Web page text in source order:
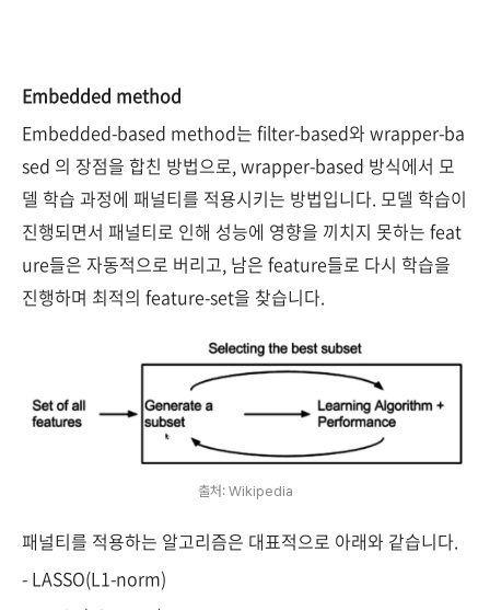
Embedded method
Embedded-based method는 filter-based와 wrapper-ba
sed 의 장점을 합친 방법으로, wrapper-based 방식에서 모
델 학습 과정에 패널티를 적용시키는 방법입니다. 모델 학습이
진행되면서 패널티로 인해 성능에 영향을 끼치지 못하는 feat
ure들은 자동적으로 버리고, 남은 feature들로 다시 학습을
진행하며 최적의 feature-set을 찾습니다.
출처: Wikipedia
패널티를 적용하는 알고리즘은 대표적으로 아래와 같습니다.
- LASSO(L1-norm)